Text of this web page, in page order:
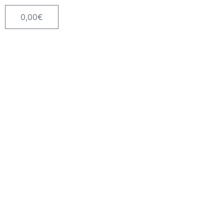
0,00€Carrito